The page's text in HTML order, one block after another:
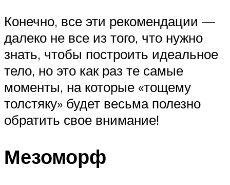
Конечно, все эти рекомендации —
далеко не все из того, что нужно
знать, чтобы построить идеальное
тело, но это как раз те самые
моменты, на которые «тощему
толстяку» будет весьма полезно
обратить свое внимание!
Мезоморф